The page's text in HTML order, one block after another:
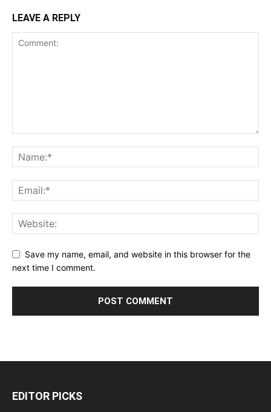
LEAVE A REPLY
Save my name, email, and website in this browser for the
next time I comment.
EDITOR PICKS